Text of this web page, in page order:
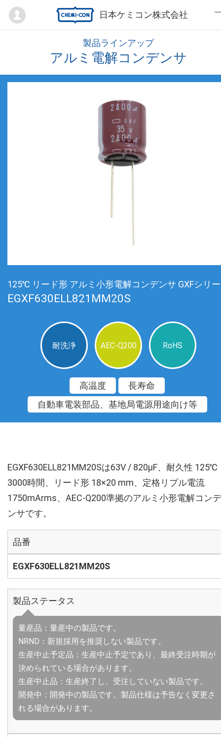
日本ケミコン株式会社
Mypage
製品ラインアップ
アルミ電解コンデンサ
125℃ リード形 アルミ小形電解コンデンサ GXFシリ
EGXF630ELL821MM20S
耐洗浄 AEC-Q200 RoHS
高温度
長寿命
自動車電装部品、基地局電源用途向け等
EGXF630ELL821MM20Sは63V / 820µF、耐久性 125℃
3000時間、リード形 18×20 mm、定格リプル電流
1750mArms、AEC-Q200準拠のアルミ小形電解コンデ
ンサです。
品番
EGXF630ELL821MM20S
製品ステータス
量産品：量産中の製品です。
NRND：新規採用を推奨しない製品です。
生産中止予定品：生産中止予定であり、最終受注時期が
決められている場合があります。
生産中止品：生産終了し、受注していない製品です。
開発中：開発中の製品です。製品仕様は予告なく変更さ
れる場合があります。